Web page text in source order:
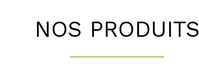
NOS PRODUITS